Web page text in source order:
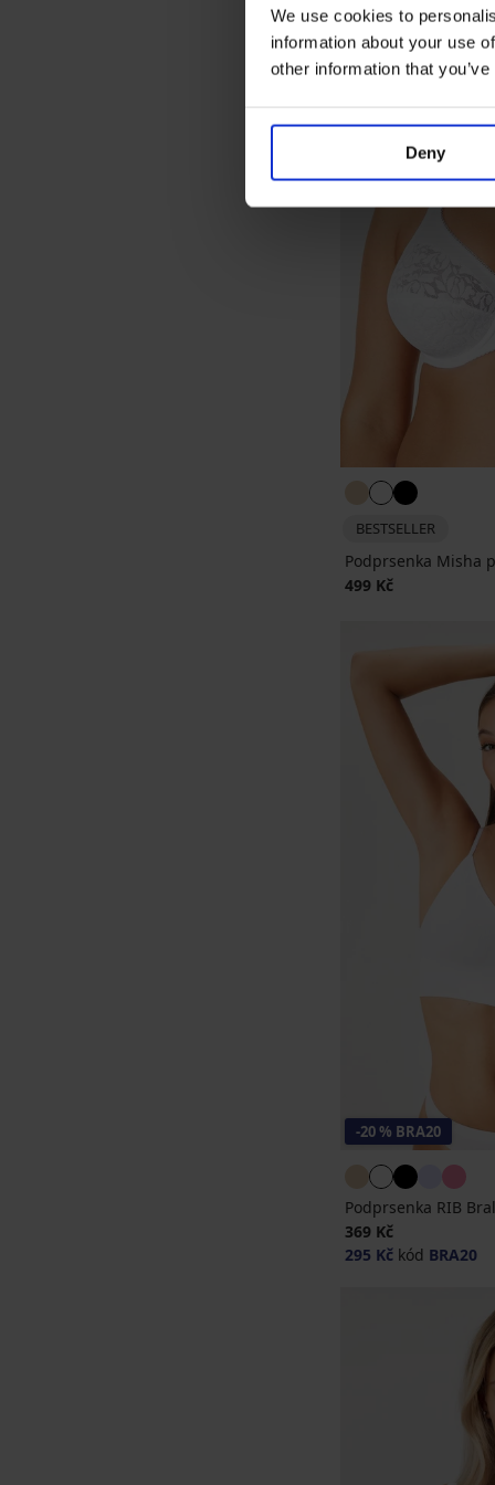
We use cookies to
information about your use
other information that
Deny
BESTSELLER
Podprsenka Misha
499 Kč
-20 % BRA20
Podprsenka RIB
369 Kč
295 Kč kód BRA20